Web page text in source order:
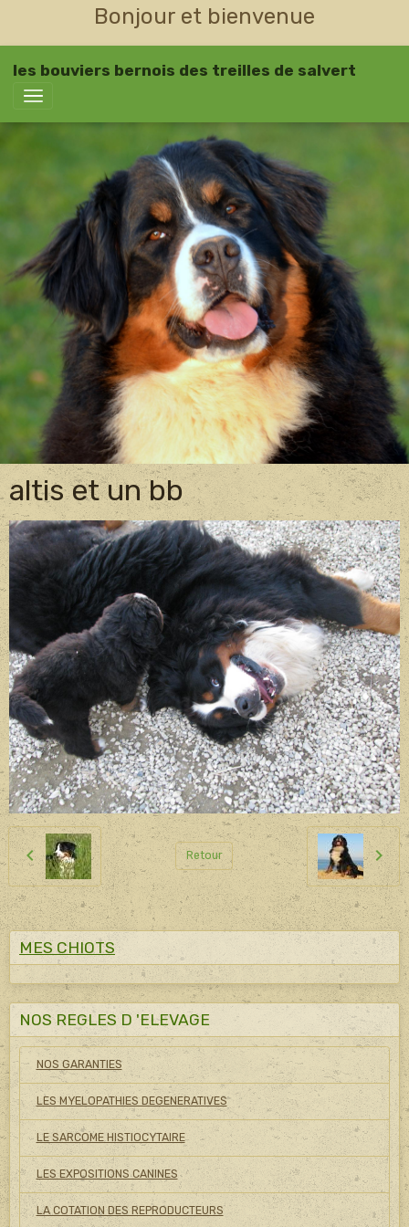
Bonjour et bienvenue
les bouviers bernois des treilles de salvert
altis et un bb
Retour
MES CHIOTS
NOS REGLES D 'ELEVAGE
NOS GARANTIES
LES MYELOPATHIES DEGENERATIVES
LE SARCOME HISTIOCYTAIRE
LES EXPOSITIONS CANINES
LA COTATION DES REPRODUCTEURS